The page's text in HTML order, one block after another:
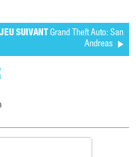
JEU SUIVANT Grand Theft Auto: San
Andreas